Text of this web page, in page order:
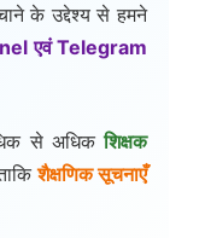
के उद्देश्य से हमने
एवं Telegram
से अधिकशिक्षक
शैक्षणिक सूचनाएँ